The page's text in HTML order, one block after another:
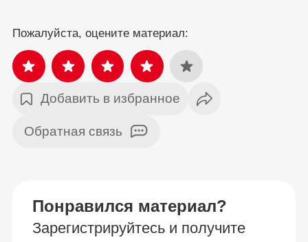
Пожалуйста, оцените материал:
Добавить в избранное
Обратная связь
Понравился материал?
Зарегистрируйтесь и получите